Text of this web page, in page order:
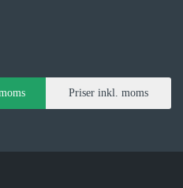
Priser inkl. moms